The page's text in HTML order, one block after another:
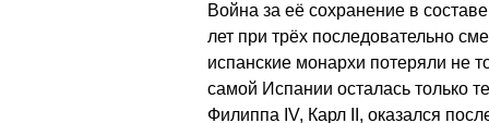
Война за её сохранение в
лет при трёх последовательно
испанские монархи потеряли не
самой Испании осталась только
Филиппа IV, Карл II, оказался